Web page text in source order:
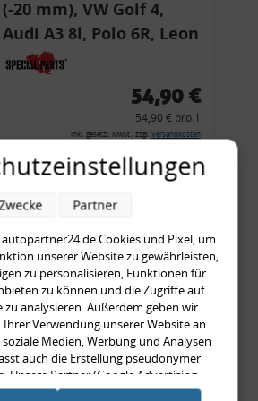
(-20 mm), VW Golf 4,
Audi A3 8l, Polo 6R, Leon
54,90 €
54,90 € pro 1
inkl. gesetzl. MwSt., zzgl. Versandkosten
Merkzettel
Zum Artikel
Rückleuchtenband mit
Blinker, rot, US-Ecken,
Audi 80 Cabrio, Typ 89,
OE-Nr.: 8G0945225 +
8G0945225C
999,99 €
Cookies und Pixel, um
unserer Website zu gewährleisten,
zu personalisieren, Funktionen für
zu können und die Zugriffe auf
zu analysieren. Außerdem geben wir
Verwendung unserer Website an
Medien, Werbung und Analysen
auch die Erstellung pseudonymer
Unsere Partner (Google Advertising
Informationen möglicherweise mit
Partner